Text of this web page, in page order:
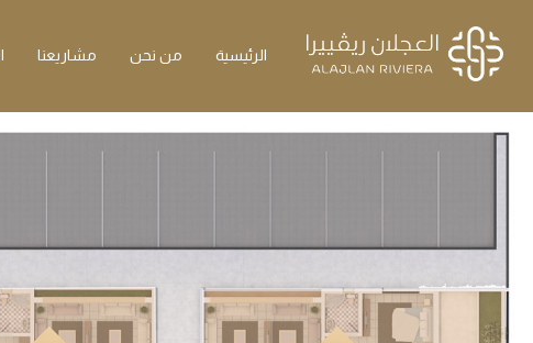
الرئيسية من نحن مشاريعنا